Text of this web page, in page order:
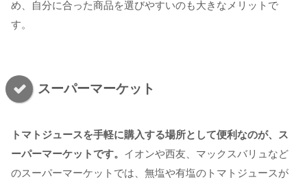
め、自分に合った商品を選びやすいのも大きなメリットで
す。
スーパーマーケット
トマトジュースを手軽に購入する場所として便利なのが、ス
ーパーマーケットです。 イオンや西友、マックスバリュなど
のスーパーマーケットでは、無塩や有塩のトマトジュースが